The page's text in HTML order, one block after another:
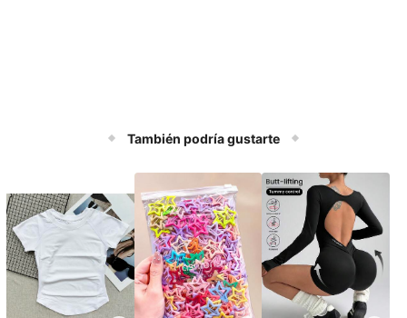
También podría gustarte